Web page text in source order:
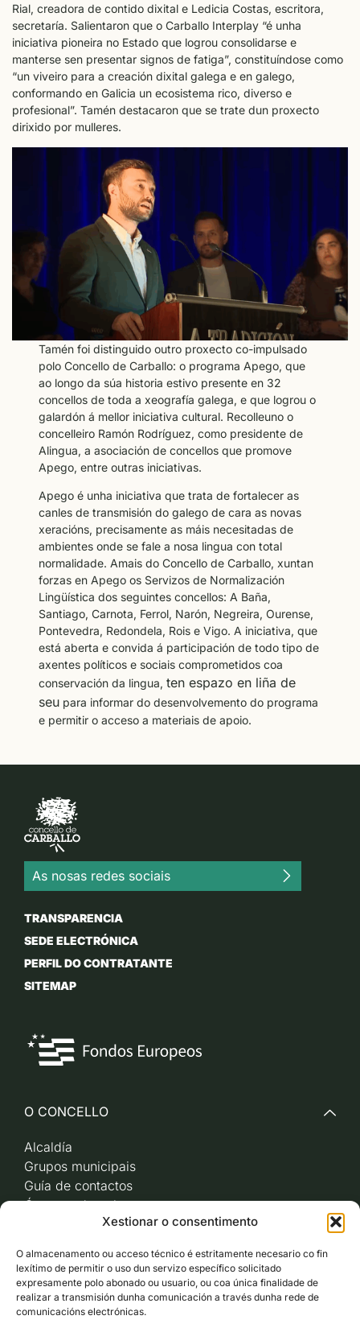
Xestionar o consentimento
O almacenamento ou acceso técnico é estritamente necesario co fin
lexítimo de permitir o uso dun servizo específico solicitado
expresamente polo abonado ou usuario, ou coa única finalidade de
realizar a transmisión dunha comunicación a través dunha rede de
comunicacións electrónicas.
Rial, creadora de contido dixital e Ledicia Costas, escritora,
secretaría. Salientaron que o Carballo Interplay “é unha
iniciativa pioneira no Estado que logrou consolidarse e
manterse sen presentar signos de fatiga”, constituíndose como
“un viveiro para a creación dixital galega e en galego,
conformando en Galicia un ecosistema rico, diverso e
profesional”. Tamén destacaron que se trate dun proxecto
dirixido por mulleres.
Tamén foi distinguido outro proxecto co-impulsado
polo Concello de Carballo: o programa Apego, que
ao longo da súa historia estivo presente en 32
concellos de toda a xeografía galega, e que logrou o
galardón á mellor iniciativa cultural. Recolleuno o
concelleiro Ramón Rodríguez, como presidente de
Alingua, a asociación de concellos que promove
Apego, entre outras iniciativas.
Apego é unha iniciativa que trata de fortalecer as
canles de transmisión do galego de cara as novas
xeracións, precisamente as máis necesitadas de
ambientes onde se fale a nosa lingua con total
normalidade. Amais do Concello de Carballo, xuntan
forzas en Apego os Servizos de Normalización
Lingüística dos seguintes concellos: A Baña,
Santiago, Carnota, Ferrol, Narón, Negreira, Ourense,
Pontevedra, Redondela, Rois e Vigo. A iniciativa, que
está aberta e convida á participación de todo tipo de
axentes políticos e sociais comprometidos coa
conservación da lingua,ten espazo en liña de
seu para informar do desenvolvemento do programa
e permitir o acceso a materiais de apoio.
As nosas redes sociais
TRANSPARENCIA
SEDE ELECTRÓNICA
PERFIL DO CONTRATANTE
SITEMAP
O CONCELLO
Alcaldía
Grupos municipais
Guía de contactos
Órganos de goberno
Acceso a videoactas
xunta de goberno local
Imaxe corporativa
CARBALLO AO DÍA